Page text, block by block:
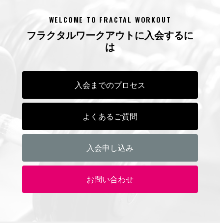
WELCOME TO FRACTAL WORKOUT
フラクタルワークアウトに入会するに
は
入会までのプロセス
よくあるご質問
入会申し込み
お問い合わせ